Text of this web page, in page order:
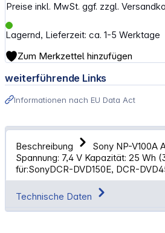
Preise inkl. MwSt. ggf. zzgl.
Lagernd, Lieferzeit: ca. 1-5 Werktage
Zum Merkzettel hinzufügen
weiterführende Links
Informationen nach EU Data Act
Beschreibung
Sony NP-V100A
Spannung: 7,4 V Kapazität: 25 Wh
für:SonyDCR-DVD150E, DCR-
Technische Daten